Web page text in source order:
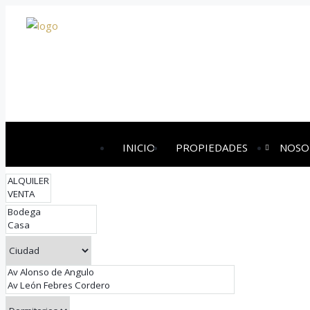
INICIO PROPIEDADES